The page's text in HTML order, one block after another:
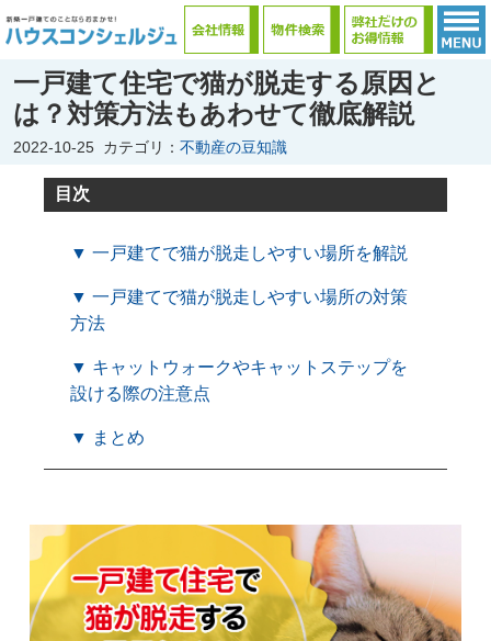
一戸建て住宅で猫が脱走する原因と
は？対策方法もあわせて徹底解説
2022-10-25 カテゴリ： 不動産の豆知識
目次
▼ 一戸建てで猫が脱走しやすい場所を解説
▼ 一戸建てで猫が脱走しやすい場所の対策
方法
▼ キャットウォークやキャットステップを
設ける際の注意点
▼ まとめ